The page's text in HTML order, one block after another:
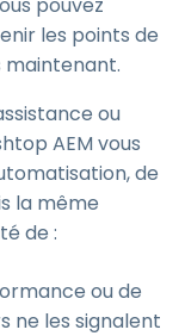
les points de
ou
AEM vous
de
la même
de :
ou de
ne les signalent